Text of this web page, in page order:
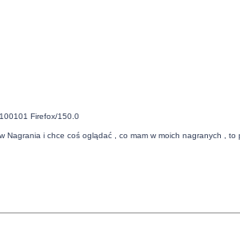
Firefox/150.0
i chce coś oglądać , co mam w moich nagranych ,